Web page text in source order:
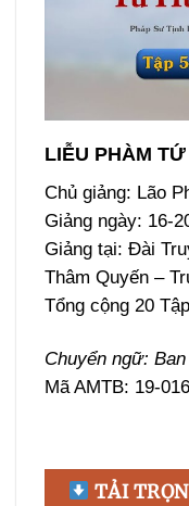
LIỄU PHÀM
Chủ giảng: Lão
Giảng ngày: 16-
Giảng tại: Đài
Thâm Quyến –
Tổng cộng 20
Chuyển ngữ:
Mã AMTB: 19-
TẢI